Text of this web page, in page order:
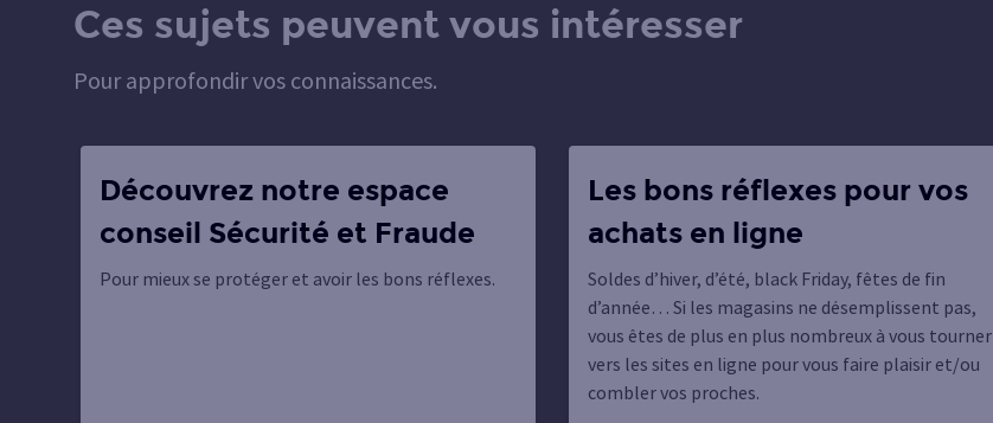
Ces sujets peuvent vous intéresser
Pour approfondir vos connaissances.
Découvrez notre espace
conseil Sécurité et Fraude
Pour mieux se protéger et avoir les bons réflexes.
Les bons réflexes pour vos
achats en ligne
Soldes d’hiver, d’été, black Friday, fêtes de fin
d’année… Si les magasins ne désemplissent pas,
vous êtes de plus en plus nombreux à vous tourner
vers les sites en ligne pour vous faire plaisir et/ou
combler vos proches.